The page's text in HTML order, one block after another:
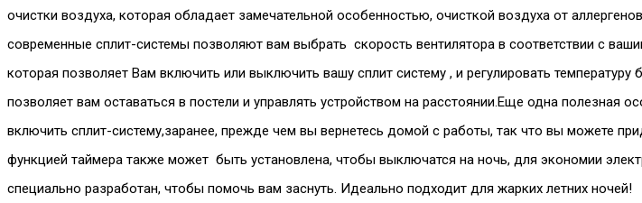
очистки воздуха, которая обладает замечательной особенностью, очисткой воздуха от
современные сплит-системы позволяют вам выбрать скорость вентилятора в соответствии с
которая позволяет Вам включить или выключить вашу сплит систему , и регулировать
позволяет вам оставаться в постели и управлять устройством на расстоянии.Еще одна полезная
включить сплит-систему,заранее, прежде чем вы вернетесь домой с работы, так что вы можете
функцией таймера также может быть установлена, чтобы выключатся на ночь, для экономии
специально разработан, чтобы помочь вам заснуть. Идеально подходит для жарких летних ночей!